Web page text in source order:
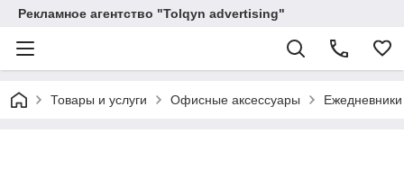
Рекламное агентство "Tolqyn advertising"
Товары и услуги Офисные аксессуары Ежедневники